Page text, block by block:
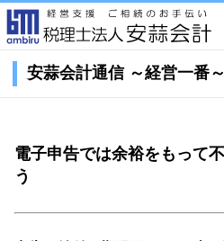
安蒜会計通信 ～経営一番～
電子申告では余裕をもって
う